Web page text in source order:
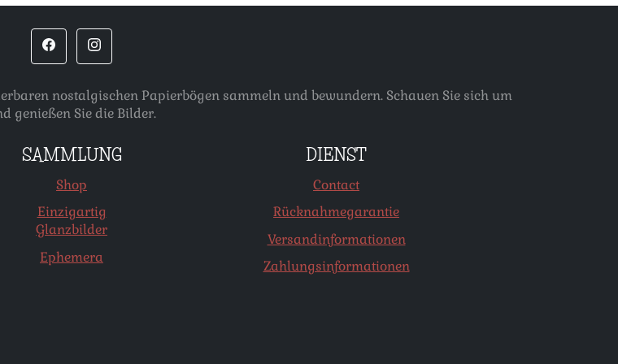
nostalgischen Papierbögen sammeln und bewundern. Schauen Sie sich um
genießen Sie die Bilder.
SAMMLUNG
Shop
Einzigartig
Glanzbilder
Ephemera
DIENST
Contact
Rücknahmegarantie
Versandinformationen
Zahlungsinformationen